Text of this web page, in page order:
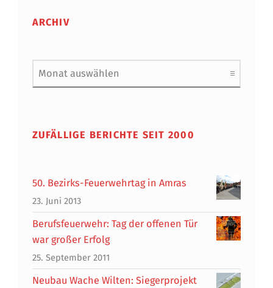
ARCHIV
Archiv
ZUFÄLLIGE BERICHTE SEIT 2000
50. Bezirks-Feuerwehrtag in Amras
23. Juni 2013
Berufsfeuerwehr: Tag der offenen Tür
war großer Erfolg
25. September 2011
Neubau Wache Wilten: Siegerprojekt